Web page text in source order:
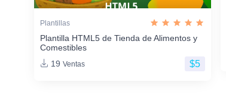
Plantillas
Plantilla HTML5 de Tienda de Alimentos y
Comestibles
19 Ventas $5